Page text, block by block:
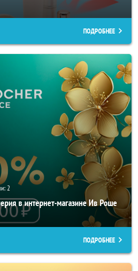
ПОДРОБНЕЕ
2
в интернет-магазине Ив Роше
ПОДРОБНЕЕ